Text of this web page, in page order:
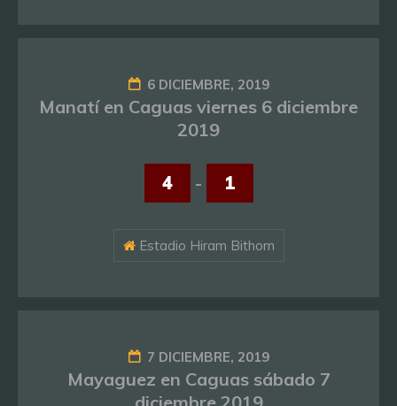
6 DICIEMBRE, 2019
Manatí en Caguas viernes 6 diciembre
2019
4 - 1
Estadio Hiram Bithorn
7 DICIEMBRE, 2019
Mayaguez en Caguas sábado 7